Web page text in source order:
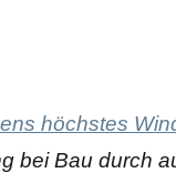
höchstes
bei Bau durch